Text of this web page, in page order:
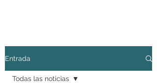
Entrada
Todas las noticias